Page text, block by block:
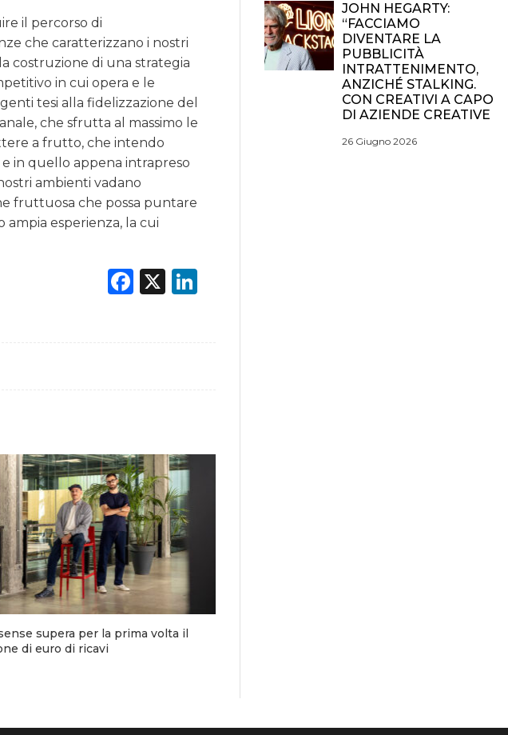
il percorso di
che caratterizzano i nostri
costruzione di una strategia
in cui opera e le
tesi alla fidelizzazione del
che sfrutta al massimo le
a frutto, che intendo
e in quello appena intrapreso
ambienti vadano
fruttuosa che possa puntare
ampia esperienza, la cui
Facebook
X LinkedIn
supera per la prima volta il
di euro di ricavi
JOHN HEGARTY:
“FACCIAMO
DIVENTARE LA
PUBBLICITÀ
INTRATTENIMENTO,
ANZICHÉ STALKING.
CON CREATIVI A CAPO
DI AZIENDE CREATIVE
26 Giugno 2026